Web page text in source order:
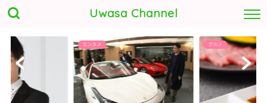
Uwasa Channel
エンタメ グルメ